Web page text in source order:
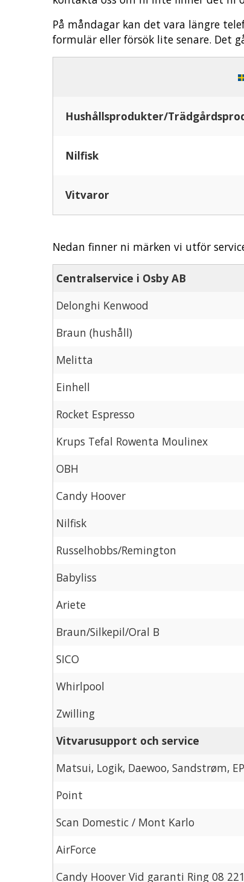
På måndagar kan det vara längre
formulär eller försök lite senare. Det
Hushållsprodukter/
Nilfisk
Vitvaror
Nedan finner ni märken vi utför
Centralservice i Osby AB
Delonghi Kenwood
Braun (hushåll)
Melitta
Einhell
Rocket Espresso
Krups Tefal Rowenta Moulinex
OBH
Candy Hoover
Nilfisk
Russelhobbs/Remington
Babyliss
Ariete
Braun/Silkepil/Oral B
SICO
Whirlpool
Zwilling
Vitvarusupport och service
Matsui, Logik, Daewoo, Sandstrøm,
Point
Scan Domestic / Mont Karlo
AirForce
Candy Hoover Vid garanti Ring 08